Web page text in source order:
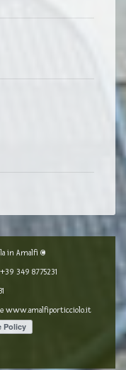
in Amalfi ©
+39 349 8775231
www.amalfiporticciolo.it